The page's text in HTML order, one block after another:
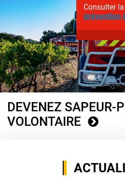
Consulter
prévention
DEVENEZ SAPEUR-
VOLONTAIRE